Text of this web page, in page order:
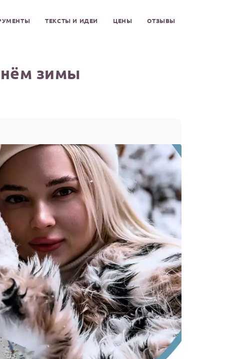
ТЕКСТЫ И ИДЕИ ЦЕНЫ ОТЗЫВЫ
зимы